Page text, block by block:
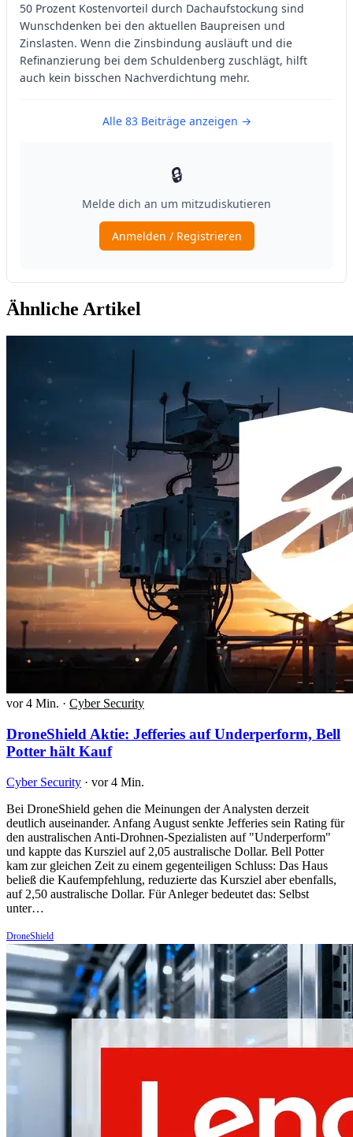
Ähnliche Artikel
vor 4 Min. · Cyber Security
DroneShield Aktie: Jefferies auf Underperform, Bell
Potter hält Kauf
Cyber Security · vor 4 Min.
Bei DroneShield gehen die Meinungen der Analysten derzeit
deutlich auseinander. Anfang August senkte Jefferies sein Rating für
den australischen Anti-Drohnen-Spezialisten auf "Underperform"
und kappte das Kursziel auf 2,05 australische Dollar. Bell Potter
kam zur gleichen Zeit zu einem gegenteiligen Schluss: Das Haus
beließ die Kaufempfehlung, reduzierte das Kursziel aber ebenfalls,
auf 2,50 australische Dollar. Für Anleger bedeutet das: Selbst
unter…
DroneShield